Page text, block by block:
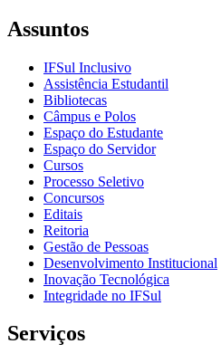
Assuntos
IFSul Inclusivo
Assistência Estudantil
Bibliotecas
Câmpus e Polos
Espaço do Estudante
Espaço do Servidor
Cursos
Processo Seletivo
Concursos
Editais
Reitoria
Gestão de Pessoas
Desenvolvimento Institucional
Inovação Tecnológica
Integridade no IFSul
Serviços